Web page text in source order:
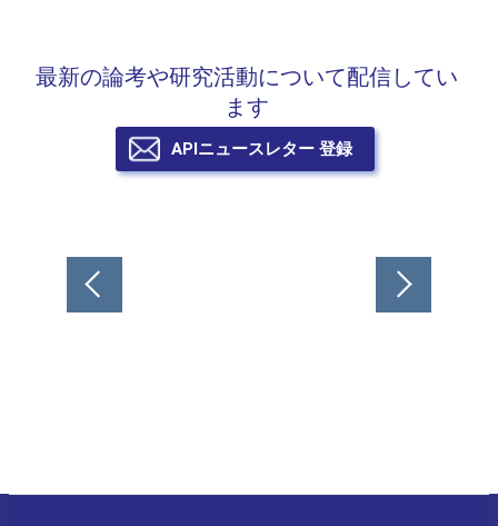
最新の論考や研究活動について配信してい
ます
APIニュースレター 登録